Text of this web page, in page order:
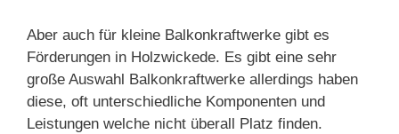
Aber auch für kleine Balkonkraftwerke gibt es
Förderungen in Holzwickede. Es gibt eine sehr
große Auswahl Balkonkraftwerke allerdings haben
diese, oft unterschiedliche Komponenten und
Leistungen welche nicht überall Platz finden.